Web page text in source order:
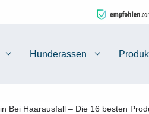
Hunderassen
Bei Haarausfall – Die 16 besten